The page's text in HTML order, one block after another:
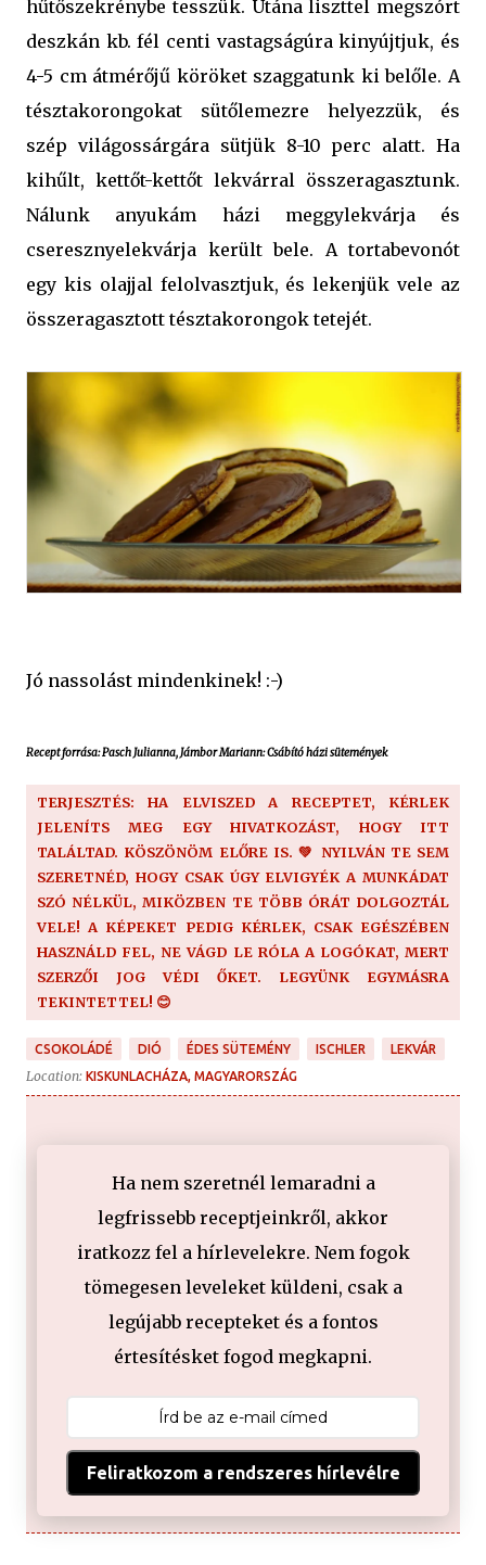
hűtőszekrénybe tesszük. Utána liszttel megszórt
deszkán kb. fél centi vastagságúra kinyújtjuk, és
4-5 cm átmérőjű köröket szaggatunk ki belőle. A
tésztakorongokat sütőlemezre helyezzük, és
szép világossárgára sütjük 8-10 perc alatt. Ha
kihűlt, kettőt-kettőt lekvárral összeragasztunk.
Nálunk anyukám házi meggylekvárja és
cseresznyelekvárja került bele. A tortabevonót
egy kis olajjal felolvasztjuk, és lekenjük vele az
összeragasztott tésztakorongok tetejét.
Jó nassolást mindenkinek! :-)
Recept forrása: Pasch Julianna, Jámbor Mariann: Csábító házi sütemények
TERJESZTÉS: HA ELVISZED A RECEPTET, KÉRLEK
JELENÍTS MEG EGY HIVATKOZÁST, HOGY ITT
TALÁLTAD. KÖSZÖNÖM ELŐRE IS. 💚 NYILVÁN TE SEM
SZERETNÉD, HOGY CSAK ÚGY ELVIGYÉK A MUNKÁDAT
SZÓ NÉLKÜL, MIKÖZBEN TE TÖBB ÓRÁT DOLGOZTÁL
VELE! A KÉPEKET PEDIG KÉRLEK, CSAK EGÉSZÉBEN
HASZNÁLD FEL, NE VÁGD LE RÓLA A LOGÓKAT, MERT
SZERZŐI JOG VÉDI ŐKET. LEGYÜNK EGYMÁSRA
TEKINTETTEL! 😊
CSOKOLÁDÉ DIÓ ÉDES SÜTEMÉNY ISCHLER LEKVÁR
Location: KISKUNLACHÁZA, MAGYARORSZÁG
Ha nem szeretnél lemaradni a
legfrissebb receptjeinkről, akkor
iratkozz fel a hírlevelekre. Nem fogok
tömegesen leveleket küldeni, csak a
legújabb recepteket és a fontos
értesítésket fogod megkapni.
Feliratkozom a rendszeres hírlevélre